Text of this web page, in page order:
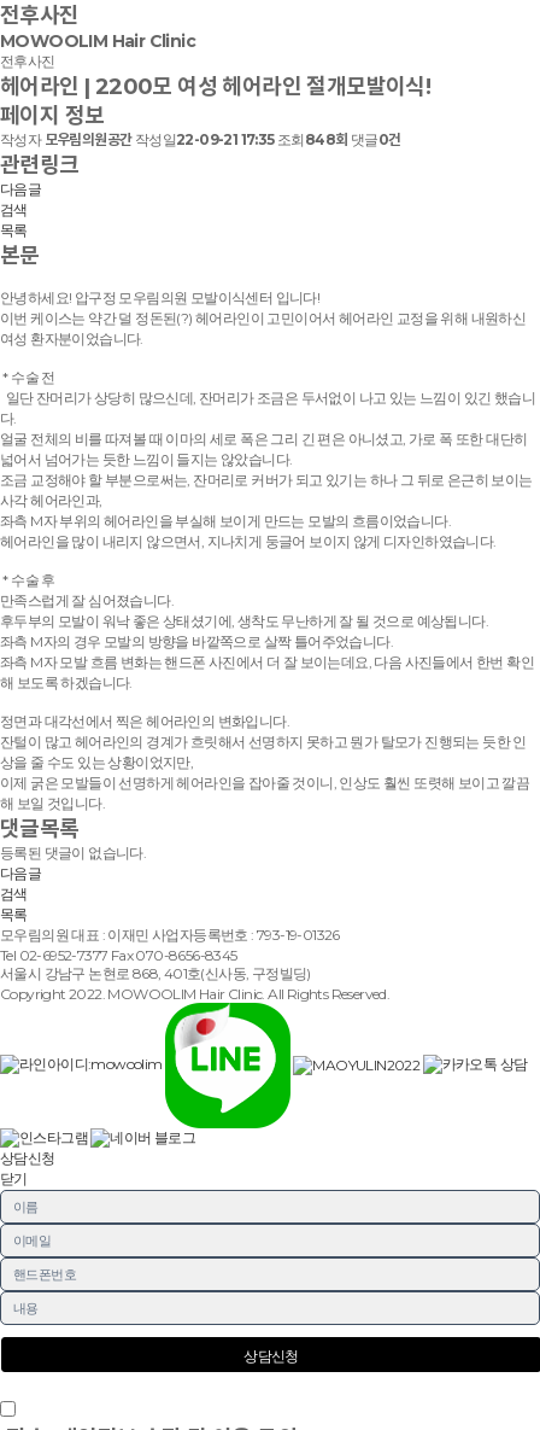
전후사진
MOWOOLIM Hair Clinic
전후사진
헤어라인 | 2200모 여성 헤어라인 절개모발이식!
페이지 정보
작성자 모우림의원공간 작성일22-09-21 17:35조회 848회 댓글0건
관련링크
다음글
검색
목록
본문
안녕하세요! 압구정 모우림의원 모발이식센터 입니다!
이번 케이스는 약간 덜 정돈된(?) 헤어라인이 고민이어서 헤어라인 교정을 위해 내원하신
여성 환자분이었습니다.
* 수술 전
일단 잔머리가 상당히 많으신데, 잔머리가 조금은 두서없이 나고 있는 느낌이 있긴 했습니
다.
얼굴 전체의 비를 따져볼 때 이마의 세로 폭은 그리 긴 편은 아니셨고, 가로 폭 또한 대단히
넓어서 넘어가는 듯한 느낌이 들지는 않았습니다.
조금 교정해야 할 부분으로써는, 잔머리로 커버가 되고 있기는 하나 그 뒤로 은근히 보이는
사각 헤어라인과,
좌측 M자 부위의 헤어라인을 부실해 보이게 만드는 모발의 흐름이었습니다.
헤어라인을 많이 내리지 않으면서, 지나치게 둥글어 보이지 않게 디자인하였습니다.
* 수술 후
만족스럽게 잘 심어졌습니다.
후두부의 모발이 워낙 좋은 상태셨기에, 생착도 무난하게 잘 될 것으로 예상됩니다.
좌측 M자의 경우 모발의 방향을 바깥쪽으로 살짝 틀어주었습니다.
좌측 M자 모발 흐름 변화는 핸드폰 사진에서 더 잘 보이는데요, 다음 사진들에서 한번 확인
해 보도록 하겠습니다.
정면과 대각선에서 찍은 헤어라인의 변화입니다.
잔털이 많고 헤어라인의 경계가 흐릿해서 선명하지 못하고 뭔가 탈모가 진행되는 듯한 인
상을 줄 수도 있는 상황이었지만,
이제 굵은 모발들이 선명하게 헤어라인을 잡아줄 것이니, 인상도 훨씬 또렷해 보이고 깔끔
해 보일 것입니다.
댓글목록
등록된 댓글이 없습니다.
다음글
검색
목록
모우림의원 대표 : 이재민 사업자등록번호 : 793-19-01326
Tel 02-6952-7377 Fax 070-8656-8345
서울시 강남구 논현로 868, 401호(신사동, 구정빌딩)
Copyright 2022. MOWOOLIM Hair Clinic. All Rights Reserved.
상담신청
닫기